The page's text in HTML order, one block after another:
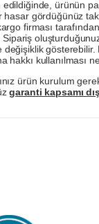
edildiğinde, ürünün
hasar gördüğünüz
firması
Sipariş
değişiklik
hakkı kullanılması
ürün kurulum
garanti kapsamı